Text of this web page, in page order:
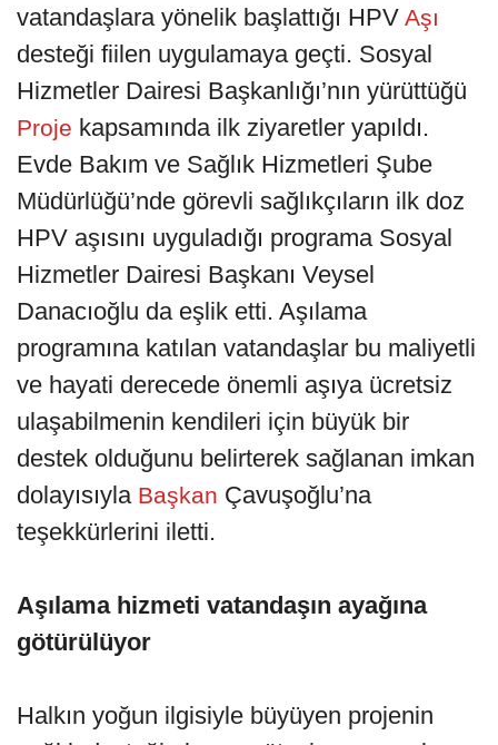
vatandaşlara yönelik başlattığı HPV Aşı
desteği fiilen uygulamaya geçti. Sosyal
Hizmetler Dairesi Başkanlığı’nın yürüttüğü
Proje kapsamında ilk ziyaretler yapıldı.
Evde Bakım ve Sağlık Hizmetleri Şube
Müdürlüğü’nde görevli sağlıkçıların ilk doz
HPV aşısını uyguladığı programa Sosyal
Hizmetler Dairesi Başkanı Veysel
Danacıoğlu da eşlik etti. Aşılama
programına katılan vatandaşlar bu maliyetli
ve hayati derecede önemli aşıya ücretsiz
ulaşabilmenin kendileri için büyük bir
destek olduğunu belirterek sağlanan imkan
dolayısıyla Başkan Çavuşoğlu’na
teşekkürlerini iletti.
Aşılama hizmeti vatandaşın ayağına
götürülüyor
Halkın yoğun ilgisiyle büyüyen projenin